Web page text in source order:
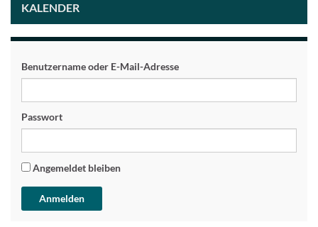
KALENDER
Benutzername oder E-Mail-Adresse
Passwort
Angemeldet bleiben